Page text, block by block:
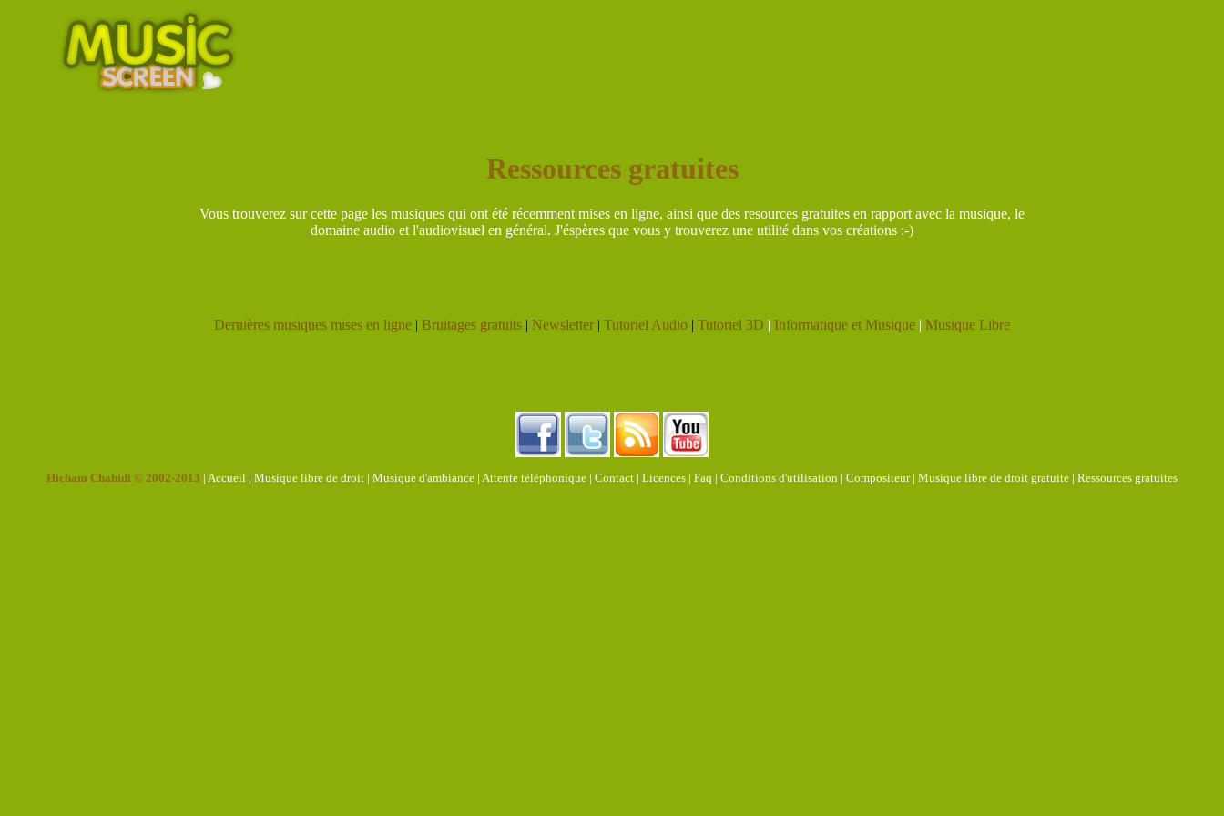
Ressources gratuites
Vous trouverez sur cette page les musiques qui ont été récemment mises en ligne, ainsi que des resources gratuites en rapport avec la musique, le
domaine audio et l'audiovisuel en général. J'éspères que vous y trouverez une utilité dans vos créations :-)
Dernières musiques mises en ligne | Bruitages gratuits | Newsletter | Tutoriel Audio | Tutoriel 3D | Informatique et Musique | Musique Libre
Hicham Chahidi © 2002-2013 | Accueil | Musique libre de droit | Musique d'ambiance | Attente téléphonique | Contact | Licences | Faq | Conditions d'utilisation | Compositeur| Musique libre de droit gratuite | Ressources gratuites